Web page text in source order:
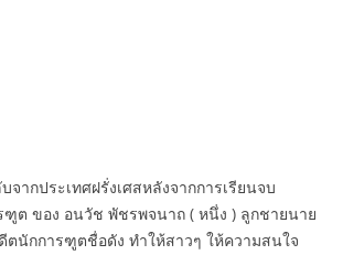
จากประเทศฝรั่งเศสหลังจากการเรียนจบ
ต ของ อนวัช พัชรพจนาถ ( หนึ่ง ) ลูกชายนาย
ตนักการฑูตชื่อดัง ทำให้สาวๆ ให้ความสนใจ